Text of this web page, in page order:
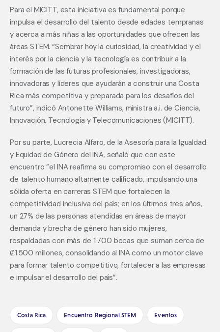
Para el MICITT, esta iniciativa es fundamental porque
impulsa el desarrollo del talento desde edades tempranas
y acerca a más niñas a las oportunidades que ofrecen las
áreas STEM. “Sembrar hoy la curiosidad, la creatividad y el
interés por la ciencia y la tecnología es contribuir a la
formación de las futuras profesionales, investigadoras,
innovadoras y líderes que ayudarán a construir una Costa
Rica más competitiva y preparada para los desafíos del
futuro”, indicó Antonette Williams, ministra a.i. de Ciencia,
Innovación, Tecnología y Telecomunicaciones (MICITT).
Por su parte, Lucrecia Alfaro, de la Asesoría para la Igualdad
y Equidad de Género del INA, señaló que con este
encuentro “el INA reafirma su compromiso con el desarrollo
de talento humano altamente calificado, impulsando una
sólida oferta en carreras STEM que fortalecen la
competitividad inclusiva del país; en los últimos tres años,
un 27% de las personas atendidas en áreas de mayor
demanda y brecha de género han sido mujeres,
respaldadas con más de 1.700 becas que suman cerca de
₡1.500 millones, consolidando al INA como un motor clave
para formar talento competitivo, fortalecer a las empresas
e impulsar el desarrollo del país”.
Costa Rica Encuentro Regional STEM Eventos